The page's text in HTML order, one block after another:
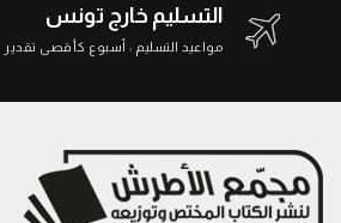
التسليم خارج تونس
مواعيد التسليم : أسبوع كأقصى تقدير